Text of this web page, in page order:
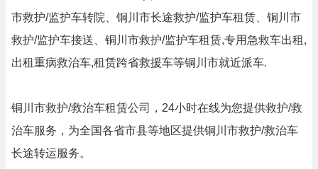
市救护/监护车转院、铜川市长途救护/监护车租赁、铜川市
救护/监护车接送、铜川市救护/监护车租赁,专用急救车出租,
出租重病救治车,租赁跨省救援车等铜川市就近派车.
铜川市救护/救治车租赁公司，24小时在线为您提供救护/救
治车服务，为全国各省市县等地区提供铜川市救护/救治车
长途转运服务。